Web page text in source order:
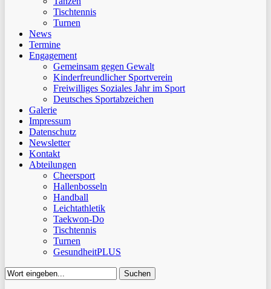
Tischtennis
Turnen
News
Termine
Engagement
Gemeinsam gegen Gewalt
Kinderfreundlicher Sportverein
Freiwilliges Soziales Jahr im Sport
Deutsches Sportabzeichen
Galerie
Impressum
Datenschutz
Newsletter
Kontakt
Abteilungen
Cheersport
Hallenbosseln
Handball
Leichtathletik
Taekwon-Do
Tischtennis
Turnen
GesundheitPLUS
Suchen